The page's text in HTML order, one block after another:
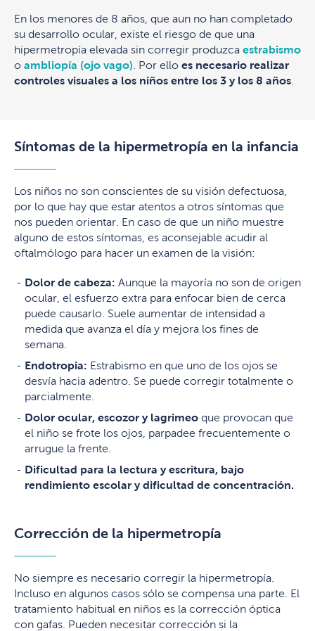
En los menores de 8 años, que aun no han completado
su desarrollo ocular, existe el riesgo de que una
hipermetropía elevada sin corregir produzca estrabismo
o ambliopía (ojo vago) . Por ello es necesario realizar
controles visuales a los niños entre los 3 y los 8 años
Síntomas de la hipermetropía en la infancia
Los niños no son conscientes de su visión defectuosa,
por lo que hay que estar atentos a otros síntomas que
nos pueden orientar. En caso de que un niño muestre
alguno de estos síntomas, es aconsejable acudir al
oftalmólogo para hacer un examen de la visión:
Dolor de cabeza: Aunque la mayoría no son de origen
ocular, el esfuerzo extra para enfocar bien de cerca
puede causarlo. Suele aumentar de intensidad a
medida que avanza el día y mejora los fines de
semana.
Endotropia: Estrabismo en que uno de los ojos se
desvía hacia adentro. Se puede corregir totalmente o
parcialmente.
Dolor ocular, escozor y lagrimeo que provocan que
el niño se frote los ojos, parpadee frecuentemente o
arrugue la frente.
Dificultad para la lectura y escritura, bajo
rendimiento escolar y dificultad de concentración.
Corrección de la hipermetropía
No siempre es necesario corregir la hipermetropía.
Incluso en algunos casos sólo se compensa una parte. El
tratamiento habitual en niños es la corrección óptica
con gafas. Pueden necesitar corrección si la